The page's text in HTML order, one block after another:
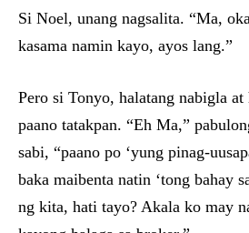
Si Noel, unang nagsalita. “Ma,
kasama namin kayo, ayos lang.”
Pero si Tonyo, halatang nabigla
paano tatakpan. “Eh Ma,”
sabi, “paano po ‘yung pinag-
baka maibenta natin ‘tong bahay
ng kita, hati tayo? Akala ko may